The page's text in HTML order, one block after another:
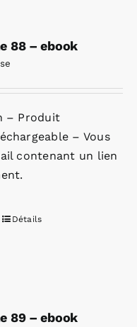
88 – ebook
– Produit
– Vous
contenant un lien
Détails
89 – ebook